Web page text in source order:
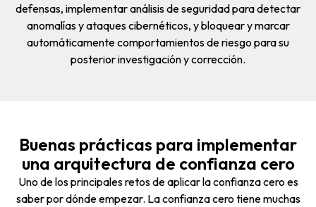
defensas, implementar análisis de seguridad para detectar
anomalías y ataques cibernéticos, y bloquear y marcar
automáticamente comportamientos de riesgo para su
posterior investigación y corrección.
Buenas prácticas para implementar
una arquitectura de confianza cero
Uno de los principales retos de aplicar la confianza cero es
saber por dónde empezar. La confianza cero tiene muchas